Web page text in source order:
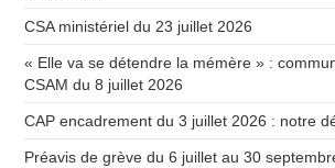
CSA ministériel du 23 juillet 2026
« Elle va se détendre la mémère » :
CSAM du 8 juillet 2026
CAP encadrement du 3 juillet 2026 : notre
Préavis de grève du 6 juillet au 30